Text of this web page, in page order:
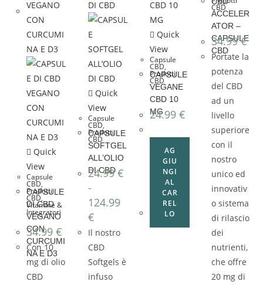
Quick
View
Capsule
CBD,
Prodotti
CBD,
Vitamine &
Integratori
CAPSULE
DI CBD
VEGANO
CON
CURCUMI
NA E D3
34.99 €
Con 10
mg di olio
CBD
Quick
View
Capsule
CBD,
Prodotti
CBD
CAPSULE
SOFTGEL
ALL’OLIO
DI CBD
24.99€
-
124.99
€
Il nostro
CBD
Softgels è
infuso
Quick
View
Capsule
CBD,
Prodotti
CBD
CAPSULE
VEGANE
CBD 10
MG
24.99€
AG
GIU
NGI
AL
CAR
REL
LO
CBD
ACCELER
ATOR –
CAPSULE
CBD
34.99€
Portate la
potenza
del CBD
ad un
livello
superiore
con il
nostro
unico ed
innovativ
o sistema
di rilascio
dei
nutrienti,
che offre
20 mg di